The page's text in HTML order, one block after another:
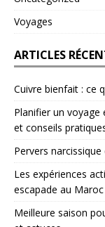
Voyages
ARTICLES
Cuivre bienfait : ce
Planifier un voyage
et conseils
Pervers
Les expériences
escapade au Maroc
Meilleure saison